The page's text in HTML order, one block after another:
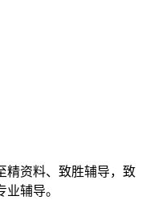
精资料、致胜辅导，致
辅导。